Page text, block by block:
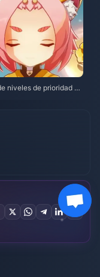
niveles de prioridad de